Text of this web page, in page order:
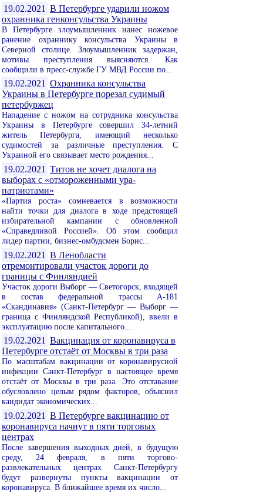
19.02.2021 В Петербурге ударили ножом
охранника генконсульства Украины
В Петербурге злоумышленник нанес ножевое
ранение охраннику консульства Украины в
Северной столице. Злоумышленник задержан,
мотивы преступления выясняются. Как
сообщили в пресс-службе ГУ МВД России по...
19.02.2021 Охранника консульства
Украины в Петербурге порезал судимый
петербуржец
Нападение с ножом на сотрудника консульства
Украины в Петербурге совершил 34-летний
житель Петербурга, имеющий несколько
судимостей за различные преступления. С
Украиной его связывает место рождения...
19.02.2021 Титов не хочет диалога на
выборах с «отмороженными ура-
патриотами»
«Партия роста» сомневается в возможности
найти точки для диалога в ходе предстоящей
избирательной кампании с обновленной
«Справедливой Россией». Об этом сообщил
лидер партии, бизнес-омбудсмен Борис...
19.02.2021 В Ленобласти
отремонтировали участок дороги до
границы с Финляндией
Участок дороги Выборг — Светогорск, входящей
в состав федеральной трассы А-181
«Скандинавия» (Санкт-Петербург — Выборг —
граница с Финляндской Республикой), ввели в
эксплуатацию после капитального...
19.02.2021 Вакцинация от коронавируса в
Петербурге отстаёт от Москвы в три раза
По масштабам вакцинации от коронавирусной
инфекции Санкт-Петербург в настоящее время
отстаёт от Москвы в три раза. Это отставание
обусловлено целым рядом факторов, объяснил
кандидат экономических...
19.02.2021 В Петербурге вакцинацию от
коронавируса начнут в пяти торговых
центрах
После завершения выходных дней, в будущую
среду, 24 февраля, в пяти торгово-
развлекательных центрах Санкт-Петербургу
будут развернуты пункты вакцинации от
коронавируса. В ближайшее время их число...